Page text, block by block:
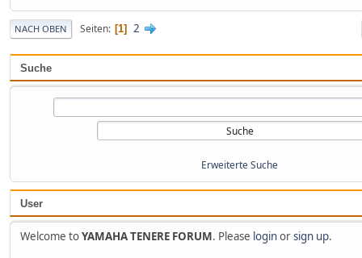
Suche
Erweiterte Suche
User
Welcome toYAMAHA TENERE FORUM. Please loginorsign up.
NACH OBEN Seiten 1 2